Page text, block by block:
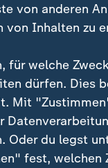
Alltag.
bedeutet das
von anderen
von Inhalten zu
für welche
dürfen. Dies
Mit
Oder du legst
fest, welchen